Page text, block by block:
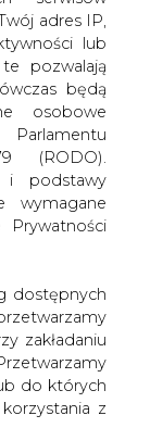
zakładaniu
do których
z
Twoich
podstawy
informacje
w Polityce
tym linkiem
mogą
na różnych
danych
i praw,
zgody
Twoich
swoje
równie
strażaka.
pracownicy
z przeróżnymi
na warunki
z
sobie o
światła, nie